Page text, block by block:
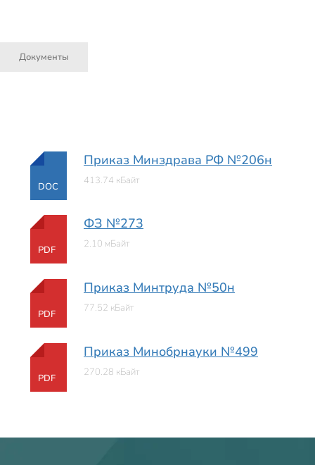
Документы
DOC
Приказ Минздрава РФ №206н
413.74 кБайт
PDF
ФЗ №273
2.10 мБайт
PDF
Приказ Минтруда №50н
77.52 кБайт
PDF
Приказ Минобрнауки №499
270.28 кБайт